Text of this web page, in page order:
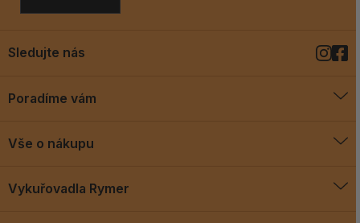
Poradíme vám
Blog
Vše o nákupu
Vykuřovadla Rymer
Sledujte nás